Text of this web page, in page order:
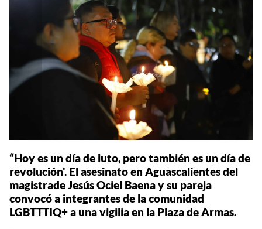
“Hoy es un día de luto, pero también es un día de
revolución'. El asesinato en Aguascalientes del
magistrade Jesús Ociel Baena y su pareja
convocó a integrantes de la comunidad
LGBTTTIQ+ a una vigilia en la Plaza de Armas.